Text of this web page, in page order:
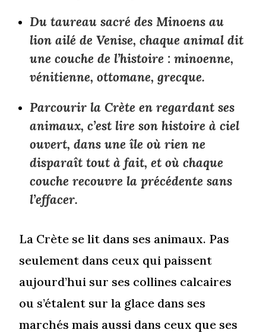
Du taureau sacré des Minoens au
lion ailé de Venise, chaque animal dit
une couche de l’histoire : minoenne,
vénitienne, ottomane, grecque.
Parcourir la Crète en regardant ses
animaux, c’est lire son histoire à ciel
ouvert, dans une île où rien ne
disparaît tout à fait, et où chaque
couche recouvre la précédente sans
l’effacer.
La Crète se lit dans ses animaux. Pas
seulement dans ceux qui paissent
aujourd’hui sur ses collines calcaires
ou s’étalent sur la glace dans ses
marchés mais aussi dans ceux que ses